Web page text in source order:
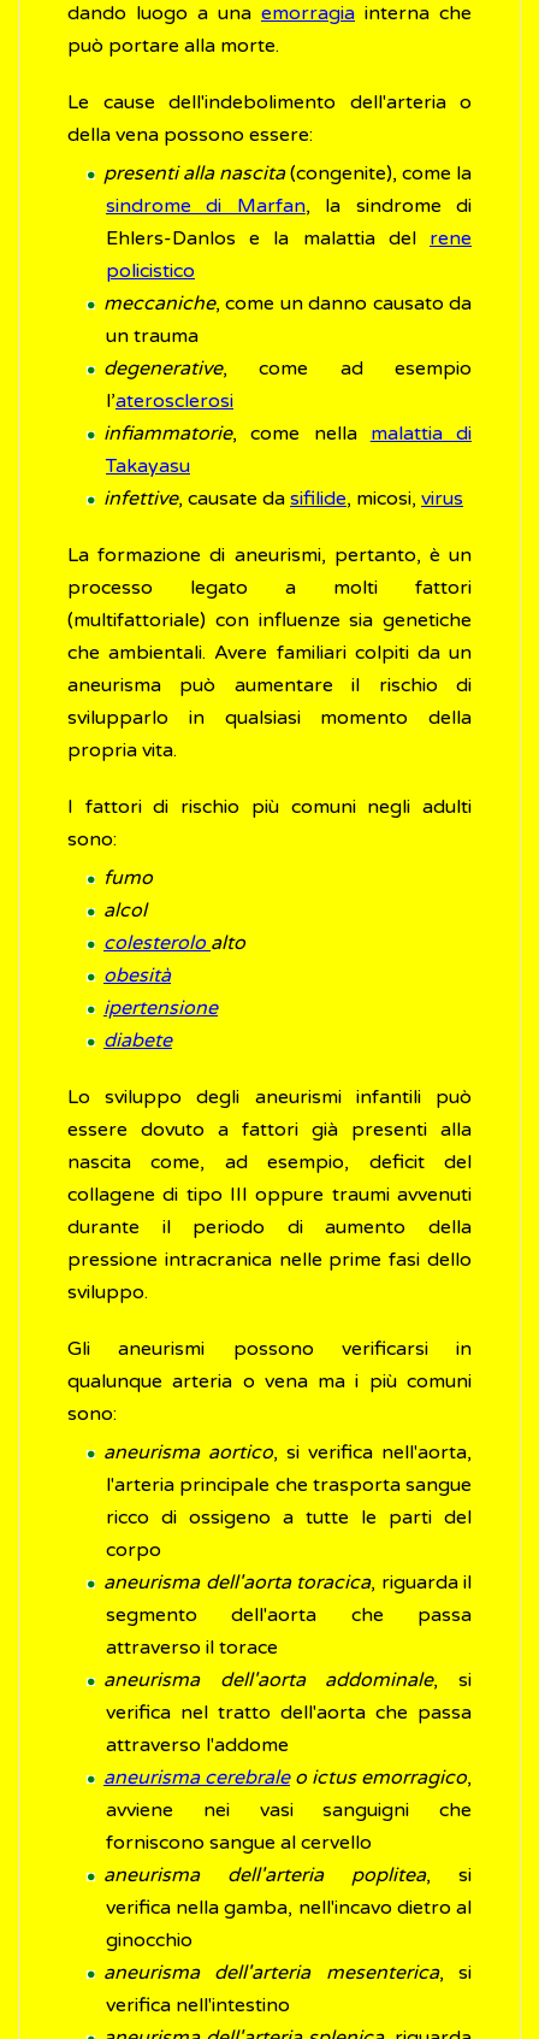
dando luogo a una emorragia interna che
può portare alla morte.
Le cause dell'indebolimento dell'arteria o
della vena possono essere:
presenti alla nascita(congenite), come la
sindrome di Marfan, la sindrome di
Ehlers-Danlos e la malattia del rene
policistico
meccaniche, come un danno causato da
un trauma
degenerative, come ad esempio
l’aterosclerosi
infiammatorie, come nella malattia di
Takayasu
infettive, causate da sifilide, micosi, virus
La formazione di aneurismi, pertanto, è un
processo legato a molti fattori
(multifattoriale) con influenze sia genetiche
che ambientali. Avere familiari colpiti da un
aneurisma può aumentare il rischio di
svilupparlo in qualsiasi momento della
propria vita.
I fattori di rischio più comuni negli adulti
sono:
fumo
alcol
colesterolo alto
obesità
ipertensione
diabete
Lo sviluppo degli aneurismi infantili può
essere dovuto a fattori già presenti alla
nascita come, ad esempio, deficit del
collagene di tipo III oppure traumi avvenuti
durante il periodo di aumento della
pressione intracranica nelle prime fasi dello
sviluppo.
Gli aneurismi possono verificarsi in
qualunque arteria o vena ma i più comuni
sono:
aneurisma aortico, si verifica nell'aorta,
l'arteria principale che trasporta sangue
ricco di ossigeno a tutte le parti del
corpo
aneurisma dell'aorta toracica, riguarda il
segmento dell'aorta che passa
attraverso il torace
aneurisma dell'aorta addominale, si
verifica nel tratto dell'aorta che passa
attraverso l'addome
aneurisma cerebraleo ictus emorragico,
avviene nei vasi sanguigni che
forniscono sangue al cervello
aneurisma dell'arteria poplitea, si
verifica nella gamba, nell'incavo dietro al
ginocchio
aneurisma dell'arteria mesenterica, si
verifica nell'intestino